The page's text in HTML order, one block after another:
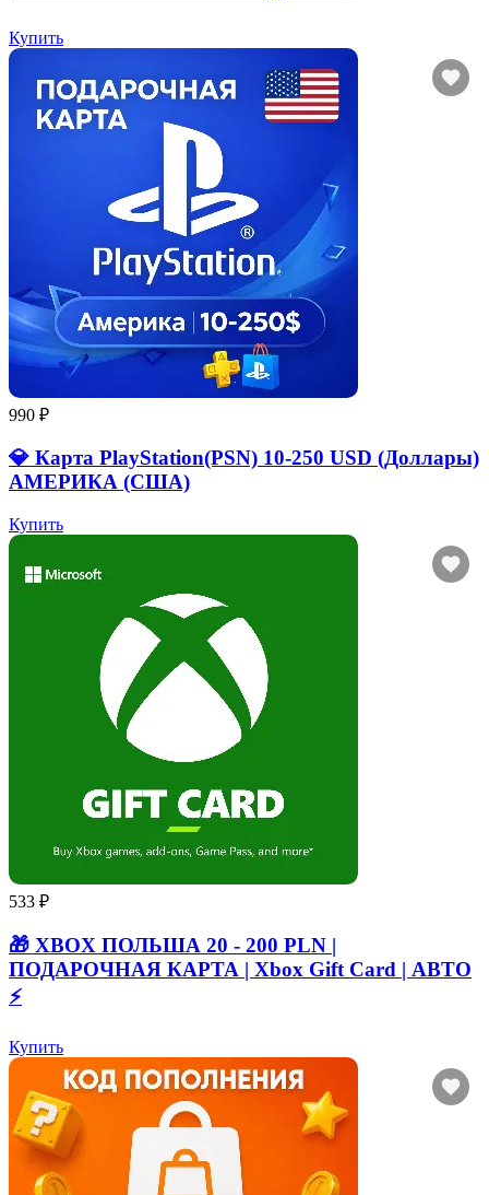
Купить
990 ₽
💎 Карта PlayStation(PSN) 10-250 USD (Доллары)
АМЕРИКА (США)
Купить
533 ₽
🎁 XBOX ПОЛЬША 20 - 200 PLN |
ПОДАРОЧНАЯ КАРТА | Xbox Gift Card | АВТО
⚡
Купить